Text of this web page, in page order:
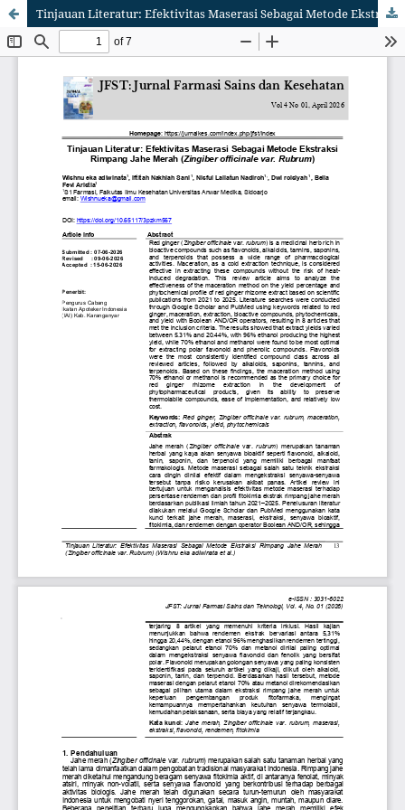
Tinjauan Literatur: Efektivitas Maserasi Sebagai Metode Ekstraksi Rimpang Jahe Merah (Zingiber officinale var. Rubrum)